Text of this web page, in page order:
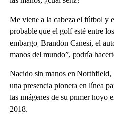
Me viene a la cabeza el fútbol y
probable que el golf esté entre
embargo, Brandon Canesi, el
manos del mundo”, podría
Nacido sin manos en Northfield,
una presencia pionera en línea
las imágenes de su primer hoyo
2018.